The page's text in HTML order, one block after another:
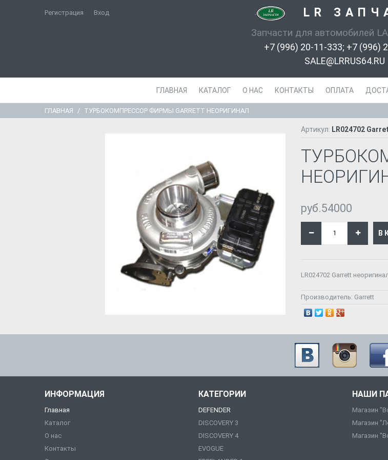
Регистрация Вход - LR
Запчасти для автомобилей
+7 (996) 20-11-333; +7 (996)
SALE@LRRUS64.RU
ГЛАВНАЯ КАТАЛОГ О НАС КОНТАКТЫ ОПЛАТА
ГЛАВНАЯ ТУРБОКОМПРЕССОР ФИРМЫ GARRETT НЕОРИГИНАЛ
Артикул: LR024702
руб.54000
LR024702 Garrett
Производитель: Garrett
ИНФОРМАЦИЯ
Главная
Каталог
О нас
Контакты
КАТЕГОРИИ
DEFENDER
DISCOVERY 3
DISCOVERY 4
EVOGUE
НАШИ
Магазин
Магазин
Магазин